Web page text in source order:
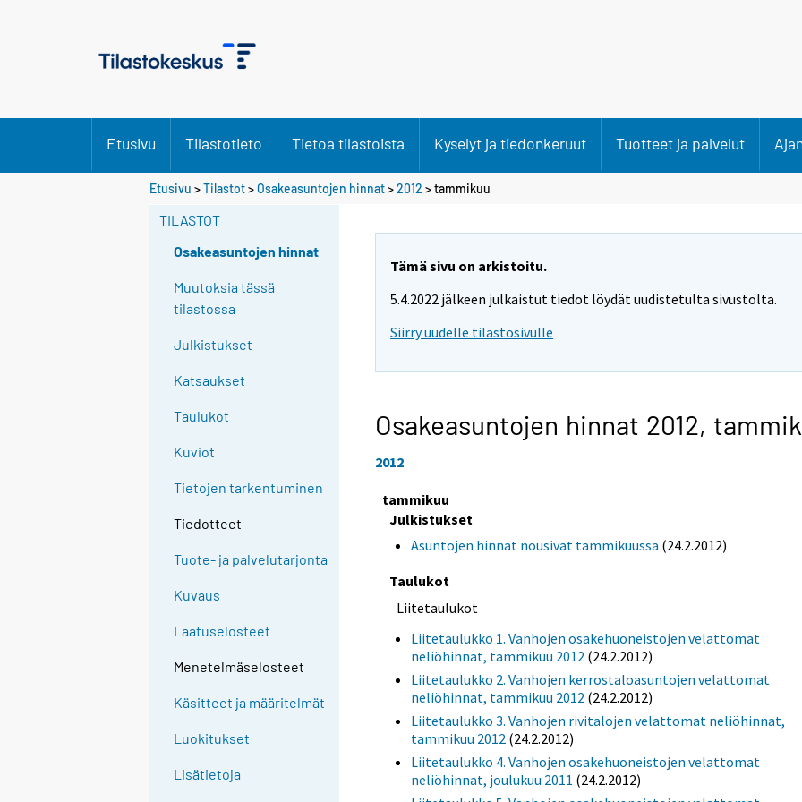
Etusivu Tilastotieto Tietoa tilastoista Kyselyt ja tiedonkeruut Tuotteet ja palvelut
Etusivu >Tilastot>Osakeasuntojen hinnat>2012 >tammikuu
TILASTOT
Osakeasuntojen hinnat
Muutoksia tässä
tilastossa
Julkistukset
Katsaukset
Taulukot
Kuviot
Tietojen tarkentuminen
Tiedotteet
Tuote- ja palvelutarjonta
Kuvaus
Laatuselosteet
Menetelmäselosteet
Käsitteet ja määritelmät
Luokitukset
Lisätietoja
Tämä sivu on arkistoitu.
5.4.2022 jälkeen julkaistut tiedot löydät uudistetulta sivustolta.
Siirry uudelle tilastosivulle
Osakeasuntojen hinnat 2012,
2012
tammikuu
Julkistukset
Asuntojen hinnat nousivat tammikuussa (24.2.2012)
Taulukot
Liitetaulukot
Liitetaulukko 1. Vanhojen osakehuoneistojen velattomat
neliöhinnat, tammikuu 2012 (24.2.2012)
Liitetaulukko 2. Vanhojen kerrostaloasuntojen velattomat
neliöhinnat, tammikuu 2012 (24.2.2012)
Liitetaulukko 3. Vanhojen rivitalojen velattomat neliöhinnat,
tammikuu 2012 (24.2.2012)
Liitetaulukko 4. Vanhojen osakehuoneistojen velattomat
neliöhinnat, joulukuu 2011 (24.2.2012)